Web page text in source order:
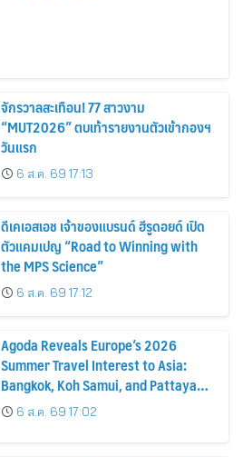
จักรวาลสะเทือน! 77 สาวงาม
“MUT2026” ตบเท้ารายงานตัวเข้ากองฯ
วันแรก
6 ส.ค. 69 17:13
ดีเคเอสเอช เจ้าของแบรนด์ ฮีรูดอยด์ เปิด
ตัวแคมเปญ “Road to Winning with
the MPS Science”
6 ส.ค. 69 17:12
Agoda Reveals Europe’s 2026
Summer Travel Interest to Asia:
Bangkok, Koh Samui, and Pattaya
Among the Top Cities
6 ส.ค. 69 17:02